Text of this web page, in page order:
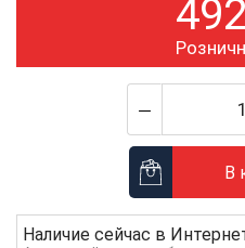
В
Наличие сейчас в